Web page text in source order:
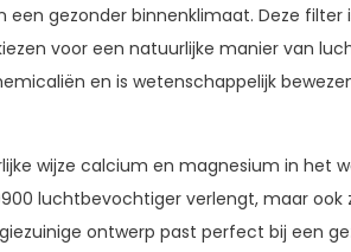
gezonder binnenklimaat. Deze filter
voor een natuurlijke manier van
en is wetenschappelijk
wijze calcium en magnesium in het
luchtbevochtiger verlengt, maar ook
ontwerp past perfect bij een